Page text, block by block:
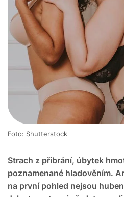
Strach z přibrání, úbytek
poznamenané hladověním.
na první pohled nejsou
Foto: Shutterstock